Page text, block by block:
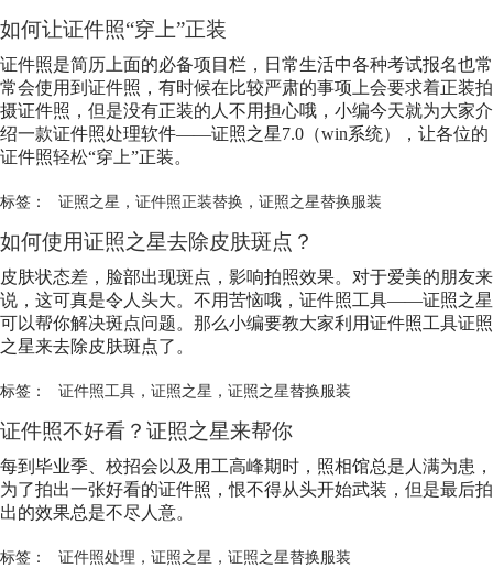
如何让证件照“穿上”正装
证件照是简历上面的必备项目栏，日常生活中各种考试报名也常
常会使用到证件照，有时候在比较严肃的事项上会要求着正装拍
摄证件照，但是没有正装的人不用担心哦，小编今天就为大家介
绍一款证件照处理软件——证照之星7.0（win系统），让各位的
证件照轻松“穿上”正装。
标签： 证照之星 ， 证件照正装替换 ， 证照之星替换服装
如何使用证照之星去除皮肤斑点？
皮肤状态差，脸部出现斑点，影响拍照效果。对于爱美的朋友来
说，这可真是令人头大。不用苦恼哦，证件照工具——证照之星
可以帮你解决斑点问题。那么小编要教大家利用证件照工具证照
之星来去除皮肤斑点了。
标签： 证件照工具， 证照之星 ， 证照之星替换服装
证件照不好看？证照之星来帮你
每到毕业季、校招会以及用工高峰期时，照相馆总是人满为患，
为了拍出一张好看的证件照，恨不得从头开始武装，但是最后拍
出的效果总是不尽人意。
标签： 证件照处理 ， 证照之星 ， 证照之星替换服装